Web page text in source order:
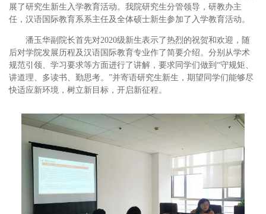
展了研究生新生入学教育活动。我院研究生分管领导，研教办主
任，汉语国际教育系系主任及全体硕士新生参加了入学教育活动。
潘玉华副院长首先对2020级新生表示了热烈的祝贺和欢迎，随
后对学院发展历程及汉语国际教育专业作了简要介绍。分别从学术
规范引领、学习要求等方面进行了讲解，要求同学们做到“守规矩、
讲道理、多读书、勤思考。”并寄语研究生新生，期望同学们能够尽
快适应新环境，树立新目标，开启新征程。